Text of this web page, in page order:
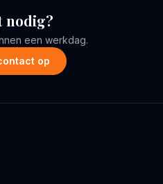
nodig?
een werkdag.
op